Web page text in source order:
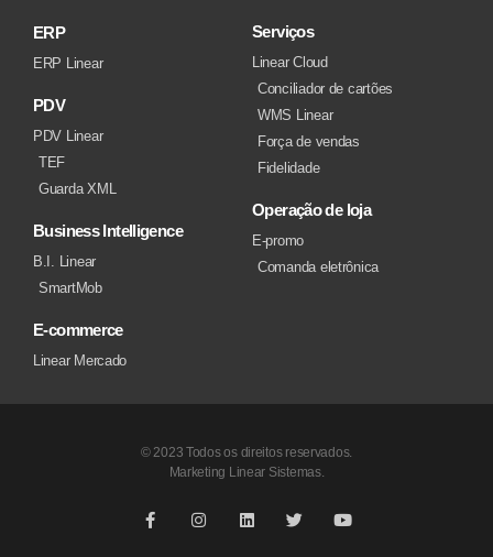
ERP
ERP Linear
PDV
PDV Linear
TEF
Guarda XML
Business Intelligence
B.I. Linear
SmartMob
E-commerce
Linear Mercado
Serviços
Linear Cloud
Conciliador de cartões
WMS Linear
Força de vendas
Fidelidade
Operação de loja
E-promo
Comanda eletrônica
© 2023 Todos os direitos reservados.
Marketing Linear Sistemas.